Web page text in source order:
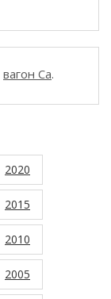
вагон Ca.
2020
2015
2010
2005